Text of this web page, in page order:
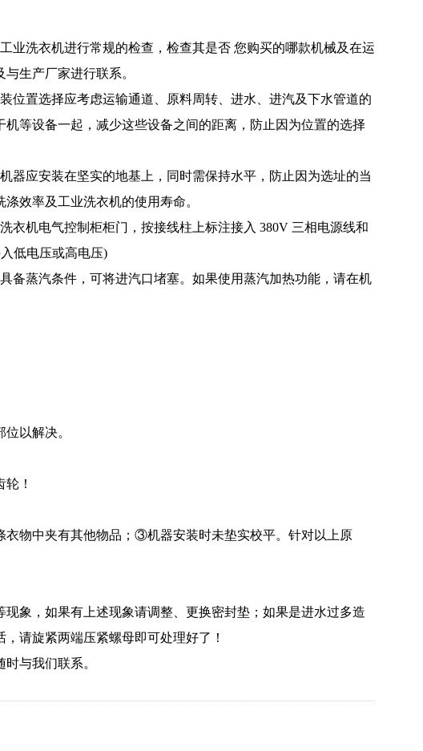
业洗衣机进行常规的检查，检查其是否 您购买的哪款机械及在运
生产厂家进行联系。
位置选择应考虑运输通道、原料周转、进水、进汽及下水管道的
等设备一起，减少这些设备之间的距离，防止因为位置的选择
器应安装在坚实的地基上，同时需保持水平，防止因为选址的当
效率及工业洗衣机的使用寿命。
衣机电气控制柜柜门，按接线柱上标注接入 380V 三相电源线和
低电压或高电压)
备蒸汽条件，可将进汽口堵塞。如果使用蒸汽加热功能，请在机
以解决。
！
物中夹有其他物品；③机器安装时未垫实校平。针对以上原
象，如果有上述现象请调整、更换密封垫；如果是进水过多造
请旋紧两端压紧螺母即可处理好了！
与我们联系。